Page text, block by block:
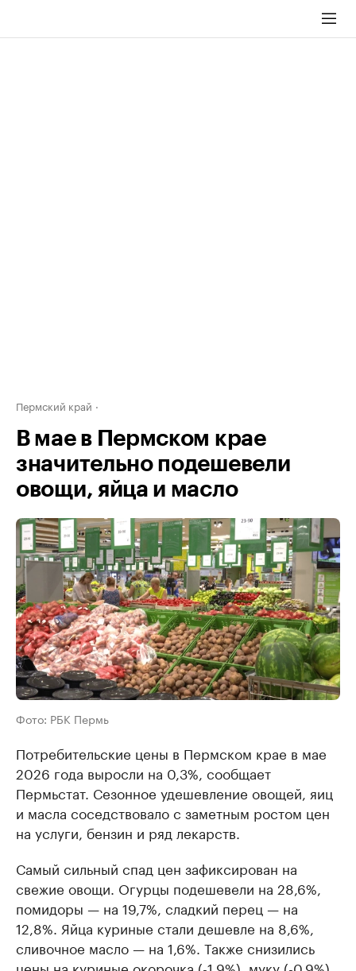
Пермский край
В мае в Пермском крае
значительно подешевели
овощи, яйца и масло
Фото: РБК Пермь
Потребительские цены в Пермском крае в мае
2026 года выросли на 0,3%, сообщает
Пермьстат. Сезонное удешевление овощей, яиц
и масла соседствовало с заметным ростом цен
на услуги, бензин и ряд лекарств.
Самый сильный спад цен зафиксирован на
свежие овощи. Огурцы подешевели на 28,6%,
помидоры — на 19,7%, сладкий перец — на
12,8%. Яйца куриные стали дешевле на 8,6%,
сливочное масло — на 1,6%. Также снизились